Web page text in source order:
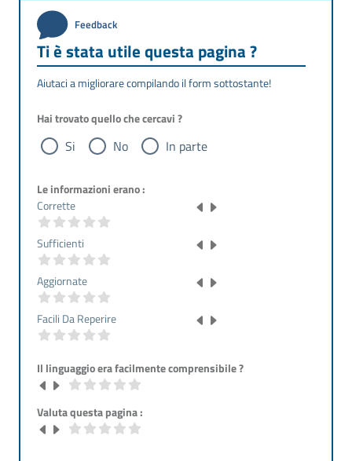
Feedback
Ti è stata utile questa pagina ?
Aiutaci a migliorare compilando il form sottostante!
Hai trovato quello che cercavi ?
Si No In parte
Le informazioni erano :
Corrette
Sufficienti
Aggiornate
Facili Da Reperire
Il linguaggio era facilmente comprensibile ?
Valuta questa pagina :